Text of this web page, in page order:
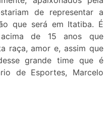
de representar a
que será em Itatiba. É
de 15 anos que
raça, amor e, assim que
grande time que é
de Esportes, Marcelo